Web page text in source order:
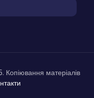
Копіювання матеріалів